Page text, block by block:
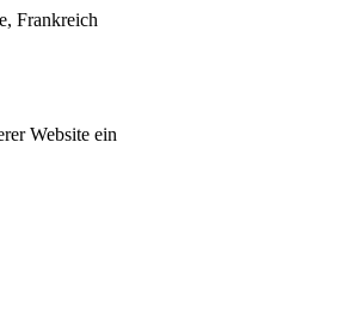
Frankreich
Website ein